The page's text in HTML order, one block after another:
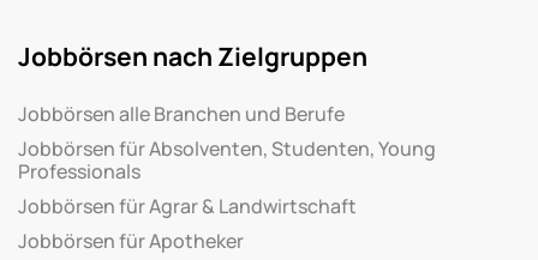
Jobbörsen nach Zielgruppen
Jobbörsen alle Branchen und Berufe
Jobbörsen für Absolventen, Studenten, Young
Professionals
Jobbörsen für Agrar & Landwirtschaft
Jobbörsen für Apotheker